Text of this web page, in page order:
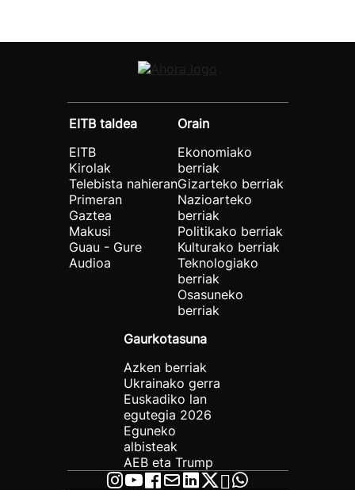
EITB taldea
EITB
Kirolak
Telebista nahieran
Primeran
Gaztea
Makusi
Guau - Gure
Audioa
Orain
Ekonomiako
berriak
Gizarteko berriak
Nazioarteko
berriak
Politikako berriak
Kulturako berriak
Teknologiako
berriak
Osasuneko
berriak
Gaurkotasuna
Azken berriak
Ukrainako gerra
Euskadiko lan
egutegia 2026
Eguneko
albisteak
AEB eta Trump